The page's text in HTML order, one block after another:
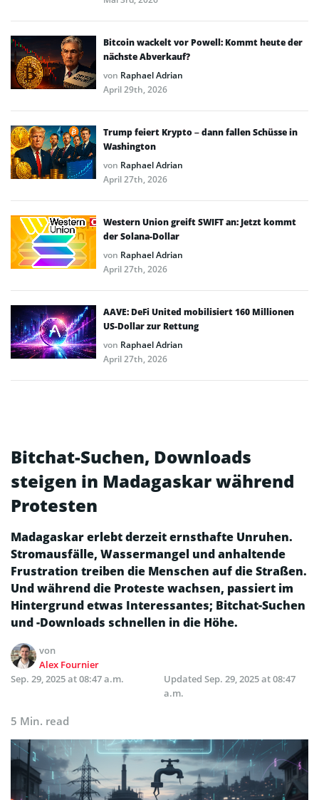
Bitcoin wackelt vor Powell: Kommt heute der
nächste Abverkauf?
von Raphael Adrian
April 29th, 2026
Trump feiert Krypto – dann fallen Schüsse in
Washington
von Raphael Adrian
April 27th, 2026
Western Union greift SWIFT an: Jetzt kommt
der Solana-Dollar
von Raphael Adrian
April 27th, 2026
AAVE: DeFi United mobilisiert 160 Millionen
US-Dollar zur Rettung
von Raphael Adrian
April 27th, 2026
Bitchat-Suchen, Downloads
steigen in Madagaskar während
Protesten
Madagaskar erlebt derzeit ernsthafte Unruhen.
Stromausfälle, Wassermangel und anhaltende
Frustration treiben die Menschen auf die Straßen.
Und während die Proteste wachsen, passiert im
Hintergrund etwas Interessantes; Bitchat-Suchen
und -Downloads schnellen in die Höhe.
von
Alex Fournier
Sep. 29, 2025 at 08:47 a.m.
Updated Sep. 29, 2025 at 08:47
a.m.
5 Min. read